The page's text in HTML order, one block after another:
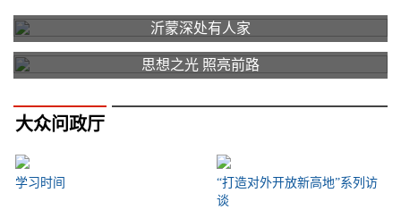
沂蒙深处有人家
思想之光 照亮前路
大众问政厅
学习时间
“打造对外开放新高地”系列访
谈